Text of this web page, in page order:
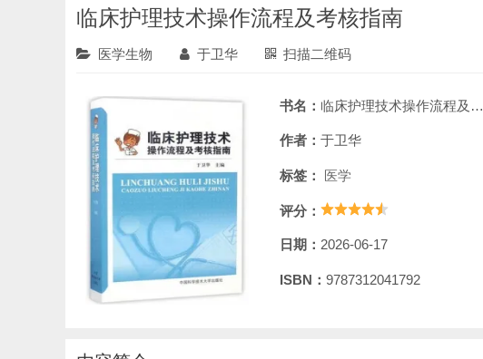
临床护理技术操作流程及考核指南
医学生物 于卫华 扫描二维码
书名： 临床护理技术操作流程及考核指南
作者： 于卫华
标签： 医学
评分：
日期： 2026-06-17
ISBN： 9787312041792